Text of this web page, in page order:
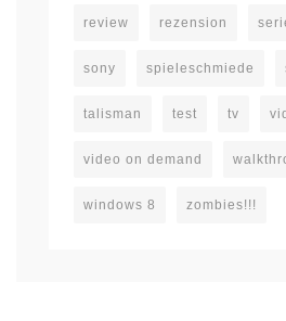
review rezension
sony spieleschmiede
talisman test tv
video on demand
windows 8 zombies!!!